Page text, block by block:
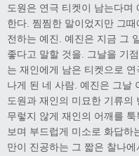
도원은 연극 티켓이 남는다며
한다. 찜찜한 말이었지만 그
전하는 예진. 예진은 지금 그
좋다고 말할 것을. 그날을 기
는 재인에게 남은 티켓으로
나게 된 네 사람. 예진은 그날
도원과 재인의 미묘한 기류의
무렇지 않게 재인의 어깨를
보며 부드럽게 미소로 화답하
만이 진공하는 그 짧은 찰나